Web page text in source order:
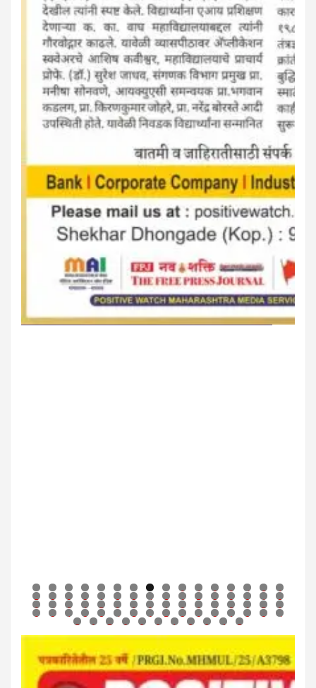
0 1 2 3 4 5 6
7 8 9 0 1 2 3 4 5 6 7 8 9 0 1 2
3 4 5 6 7 8 9 0 1 2 3 4 5 6 7 8
9 0 1 2 3 4 5 6 7 8 9 0 1 2 3 4
5 6 7 8 9 0 1 2 3 4 5